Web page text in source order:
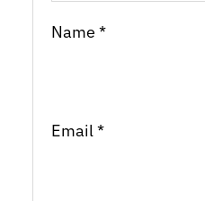
Name *
Email*